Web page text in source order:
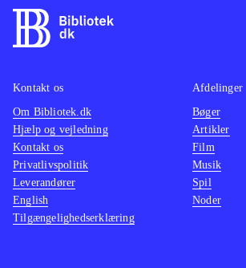
Kontakt os
Om Bibliotek.dk
Hjælp og vejledning
Kontakt os
Privatlivspolitik
Leverandører
English
Tilgængelighedserklæring
Afdelinger
Bøger
Artikler
Film
Musik
Spil
Noder